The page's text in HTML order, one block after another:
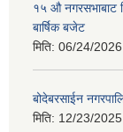
१५ ‍‍‍औ नगरसभाबाट
बार्षिक बजेट
मिति: 06/24/
बोदेबरसाईन
मिति: 12/23/